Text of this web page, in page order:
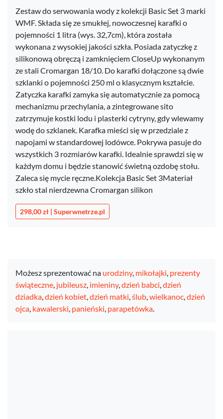
Zestaw do serwowania wody z kolekcji Basic Set 3 marki
WMF. Składa się ze smukłej, nowoczesnej karafki o
pojemności 1 litra (wys. 32,7cm), która została
wykonana z wysokiej jakości szkła. Posiada zatyczkę z
silikonową obręczą i zamknięciem CloseUp wykonanym
ze stali Cromargan 18/10. Do karafki dołączone są dwie
szklanki o pojemności 250 ml o klasycznym kształcie.
Zatyczka karafki zamyka się automatycznie za pomocą
mechanizmu przechylania, a zintegrowane sito
zatrzymuje kostki lodu i plasterki cytryny, gdy wlewamy
wodę do szklanek. Karafka mieści się w przedziale z
napojami w standardowej lodówce. Pokrywa pasuje do
wszystkich 3 rozmiarów karafki. Idealnie sprawdzi się w
każdym domu i będzie stanowić świetną ozdobę stołu.
Zaleca się mycie ręczne.Kolekcja Basic Set 3Materiał
szkło stal nierdzewna Cromargan silikon
298,00 zł | Superwnetrze.pl
Możesz sprezentować na urodziny, mikołajki, prezenty
świąteczne, jubileusz, imieniny,dzień babci,dzień
dziadka,dzień kobiet,dzień matki,ślub,wielkanoc,dzień
ojca, kawalerski, panieński, parapetówka.